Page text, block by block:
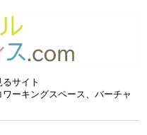
るサイト
ーキングスペース、バーチャ